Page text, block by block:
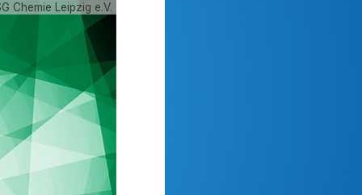
Chemie Leipzig e.V.